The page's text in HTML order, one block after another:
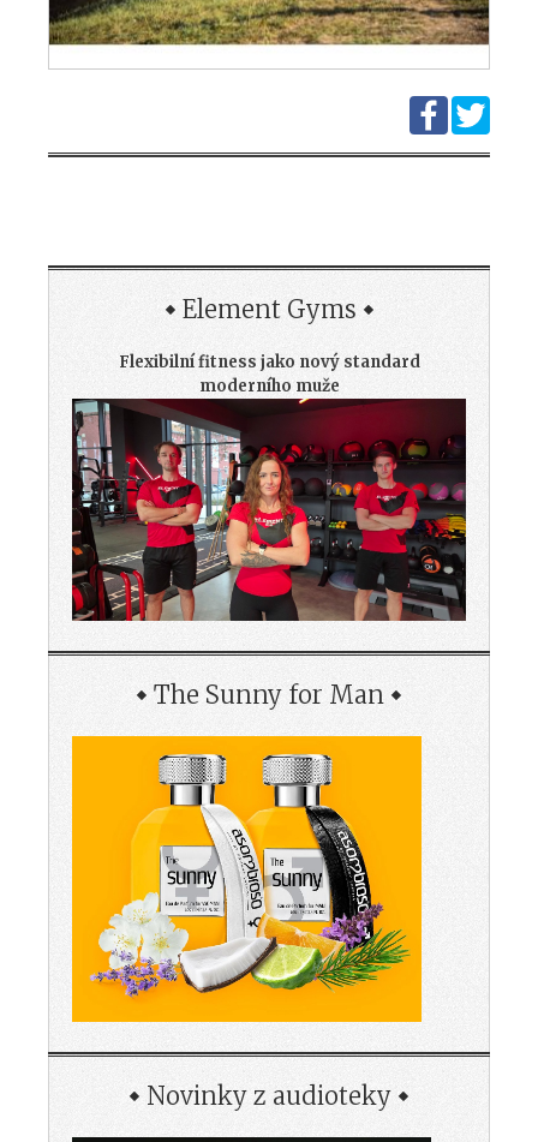
Element Gyms
Flexibilní fitness jako nový standard
moderního muže
The Sunny for Man
Novinky z audioteky